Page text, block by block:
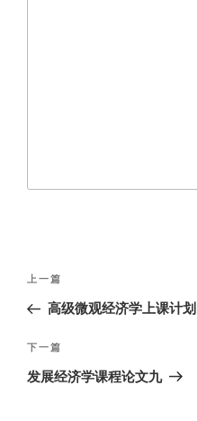
文
导
航
上
一
文
章
上一篇
高级微观经济学上课计划
下
一
下一篇
发展经济学课程论文九